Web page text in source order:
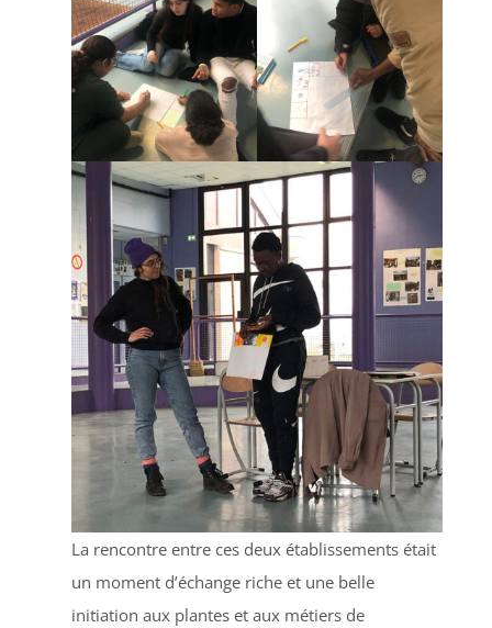
La rencontre entre ces deux établissements était
un moment d’échange riche et une belle
initiation aux plantes et aux métiers de